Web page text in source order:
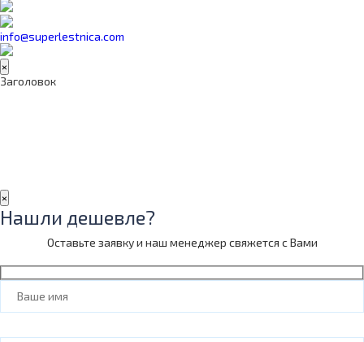
info@superlestnica.com
×
Заголовок
×
Нашли дешевле?
Оставьте заявку и наш менеджер свяжется с Вами